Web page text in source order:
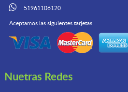
+51961106120
Aceptamos las siguientes tarjetas
Nuetras Redes